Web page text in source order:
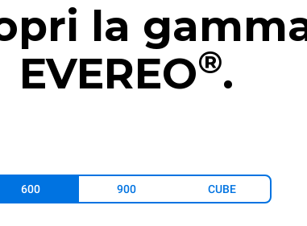
la
EVEREO®.
600 900 CUBE